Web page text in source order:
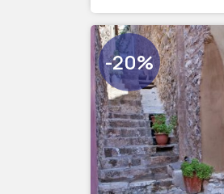
-20%